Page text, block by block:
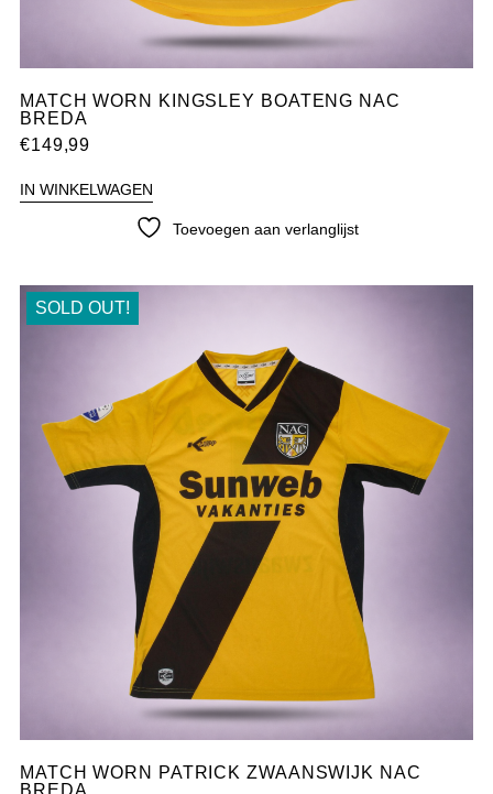
MATCH WORN KINGSLEY BOATENG NAC
BREDA
€149,99
IN WINKELWAGEN
Toevoegen aan verlanglijst
SOLD OUT!
MATCH WORN PATRICK ZWAANSWIJK NAC
BREDA